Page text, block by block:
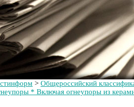
> Общероссийский
* Включая огнеупоры из